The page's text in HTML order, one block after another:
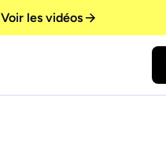
Voir les vidéos